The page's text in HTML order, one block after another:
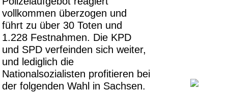
vollkommen überzogen und
führt zu über 30 Toten und
1.228 Festnahmen. Die KPD
und SPD verfeinden sich weiter,
und lediglich die
Nationalsozialisten profitieren bei
der folgenden Wahl in Sachsen.